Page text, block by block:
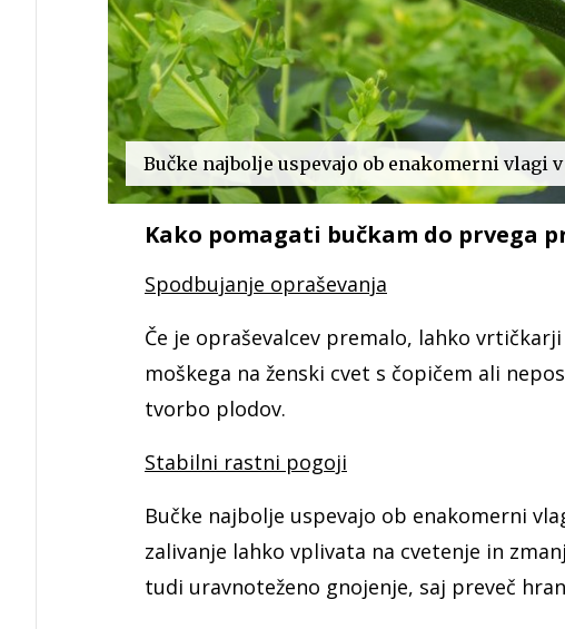
Bučke najbolje uspevajo ob enakomerni vlagi
Kako pomagati bučkam do prvega
Spodbujanje opraševanja
Če je opraševalcev premalo, lahko
moškega na ženski cvet s čopičem ali
tvorbo plodov.
Stabilni rastni pogoji
Bučke najbolje uspevajo ob enakomerni
zalivanje lahko vplivata na cvetenje in
tudi uravnoteženo gnojenje, saj preveč